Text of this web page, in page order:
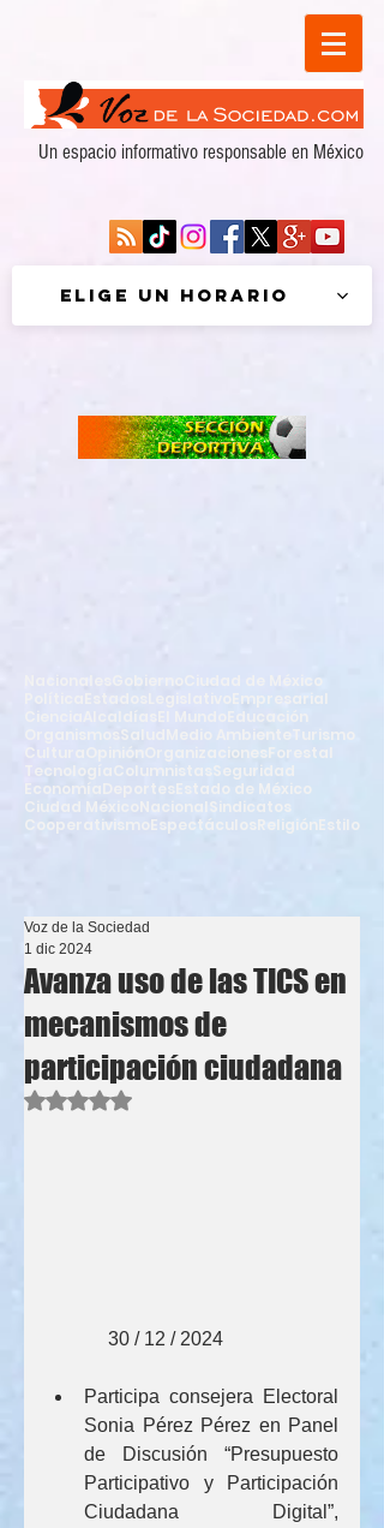
Un espacio informativo responsable en México
Elige un horario
Gobierno
Ciudad de México
Legislativo
Empresarial
Ciencia
Alcaldías El Mundo
Educación
Organismos Salud Medio AmbienteTurismo
Cultura
Opinión OrganizacionesForestal
Tecnología
ColumnistasSeguridad
Economía
DeportesEstado de México
Ciudad México NacionalSindicatos
CooperativismoEspectáculosReligiónEstilo
Avanza uso de las TICS en
mecanismos de
participación ciudadana
Voz de la Sociedad
1 dic 2024
Obtuvo NaN de 5 estrellas.
             30 / 12 / 2024
Participa consejera Electoral
Sonia Pérez Pérez en Panel
de Discusión “Presupuesto
Participativo y Participación
Ciudadana Digital”,